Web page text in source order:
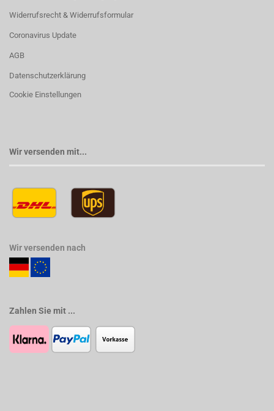
Widerrufsrecht & Widerrufsformular
Coronavirus Update
AGB
Datenschutzerklärung
Cookie Einstellungen
Wir versenden mit...
Wir versenden nach
Zahlen Sie mit ...